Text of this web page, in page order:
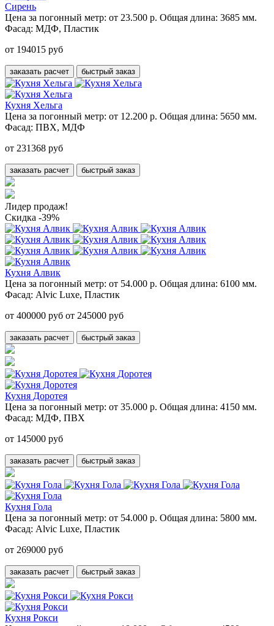
Сирень
Цена за погонный метр: от 23.500 р. Общая длина: 3685 мм.
Фасад: МДФ, Пластик
от 194015 руб
заказать расчет быстрый заказ
Кухня Хельга
Цена за погонный метр: от 12.200 р. Общая длина: 5650 мм.
Фасад: ПВХ, МДФ
от 231368 руб
заказать расчет быстрый заказ
Лидер продаж!
Скидка -39%
Кухня Алвик
Цена за погонный метр: от 54.000 р. Общая длина: 6100 мм.
Фасад: Alvic Luxe, Пластик
от 400000 руб от 245000 руб
заказать расчет быстрый заказ
Кухня Доротея
Цена за погонный метр: от 35.000 р. Общая длина: 4150 мм.
Фасад: МДФ, ПВХ
от 145000 руб
заказать расчет быстрый заказ
Кухня Гола
Цена за погонный метр: от 54.000 р. Общая длина: 5800 мм.
Фасад: Alvic Luxe, Пластик
от 269000 руб
заказать расчет быстрый заказ
Кухня Рокси